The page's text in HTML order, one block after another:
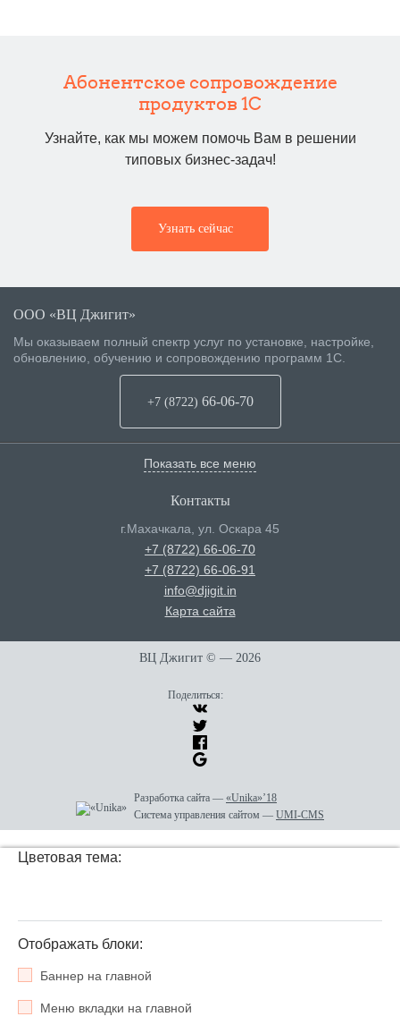
Абонентское сопровождение
продуктов 1C
Узнайте, как мы можем помочь Вам в решении
типовых бизнес-задач!
Узнать сейчас
ООО «ВЦ Джигит»
Мы оказываем полный спектр услуг по установке, настройке,
обновлению, обучению и сопровождению программ 1С.
+7 (8722) 66-06-70
Показать все меню
Контакты
г.Махачкала ул. Оскара 45
+7 (8722) 66-06-70
+7 (8722) 66-06-91
info@djigit.in
Карта сайта
ВЦ Джигит © — 2026
Поделиться:
Разработка сайта — «Unika»’18
Система управления сайтом — UMI-CMS
Цветовая тема:
Отображать блоки:
Баннер на главной
Меню вкладки на главной